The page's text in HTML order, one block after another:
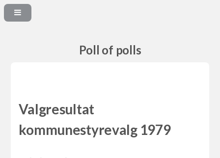
Poll of polls
Valgresultat
kommunestyrevalg 1979